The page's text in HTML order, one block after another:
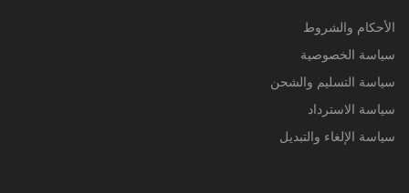
الأحكام والشروط
سياسة الخصوصية
سياسة التسليم والشحن
سياسة الاسترداد
سياسة الإلغاء والتبديل